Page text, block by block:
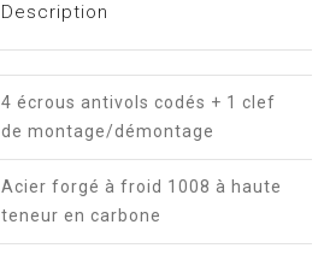
Description
4 écrous antivols codés + 1 clef
de montage/démontage
Acier forgé à froid 1008 à haute
teneur en carbone